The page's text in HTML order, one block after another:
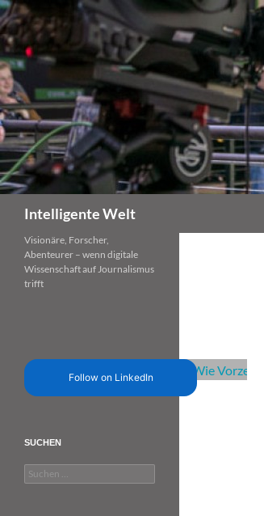
Zum
Inhalt
springen
Intelligente Welt
Visionäre, Forscher,
Abenteurer – wenn digitale
Wissenschaft auf Journalismus
trifft
Follow on LinkedIn
SUCHEN
Suchen
nach: